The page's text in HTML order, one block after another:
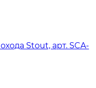
Stout, арт. SCA-